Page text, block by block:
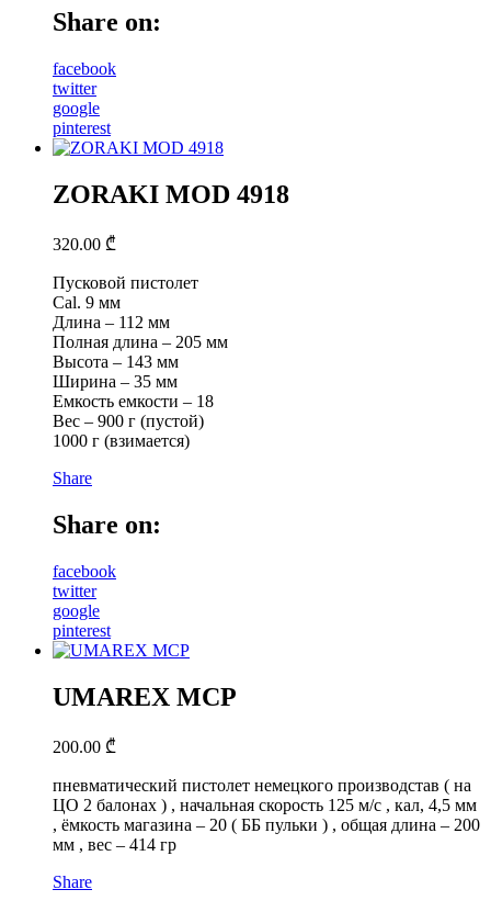
Share on:
facebook
twitter
google
pinterest
ZORAKI MOD 4918
320.00 ₾
Пусковой пистолет
Cal. 9 мм
Длина – 112 мм
Полная длина – 205 мм
Высота – 143 мм
Ширина – 35 мм
Емкость емкости – 18
Вес – 900 г (пустой)
1000 г (взимается)
Share
Share on:
facebook
twitter
google
pinterest
UMAREX MCP
200.00 ₾
пневматический пистолет немецкого производстав ( на
ЦО 2 балонах ) , начальная скорость 125 м/с , кал, 4,5 мм
, ёмкость магазина – 20 ( ББ пульки ) , общая длина – 200
мм , вес – 414 гр
Share